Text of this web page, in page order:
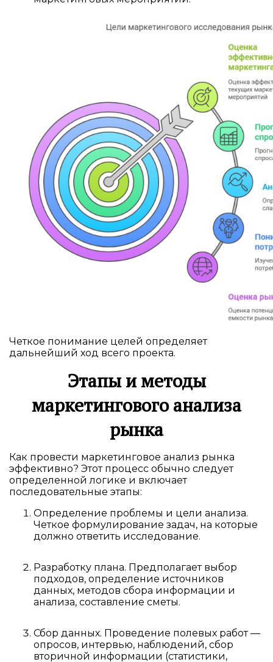
Четкое понимание целей определяет
дальнейший ход всего проекта.
Этапы и методы
маркетингового анализа
рынка
Как провести маркетинговое анализ рынка
эффективно? Этот процесс обычно следует
определенной логике и включает
последовательные этапы:
Определение проблемы и цели анализа.
Четкое формулирование задач, на которые
должно ответить исследование.
Разработку плана. Предполагает выбор
подходов, определение источников
данных, методов сбора информации и
анализа, составление сметы.
Сбор данных. Проведение полевых работ —
опросов, интервью, наблюдений, сбор
вторичной информации (статистики,